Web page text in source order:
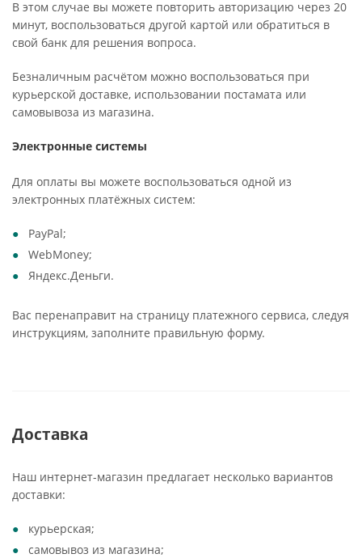
В этом случае вы можете повторить авторизацию через 20
минут, воспользоваться другой картой или обратиться в
свой банк для решения вопроса.
Безналичным расчётом можно воспользоваться при
курьерской доставке, использовании постамата или
самовывоза из магазина.
Электронные системы
Для оплаты вы можете воспользоваться одной из
электронных платёжных систем:
PayPal;
WebMoney;
Яндекс.Деньги.
Вас перенаправит на страницу платежного сервиса, следуя
инструкциям, заполните правильную форму.
Доставка
Наш интернет-магазин предлагает несколько вариантов
доставки:
курьерская;
самовывоз из магазина;